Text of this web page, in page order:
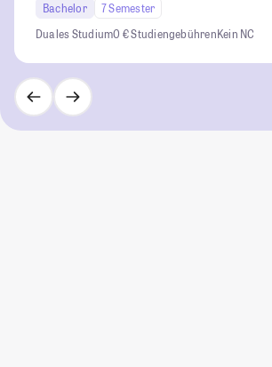
Bachelor
7 Semester
Duales Studium0 € StudiengebührenKein NC